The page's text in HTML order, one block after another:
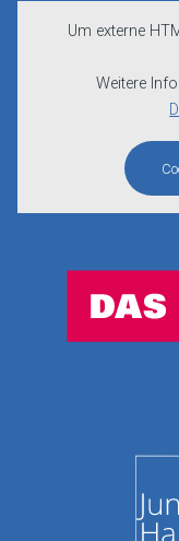
Um externe
Weitere